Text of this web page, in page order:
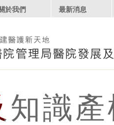
於我們 最新消息
知識產